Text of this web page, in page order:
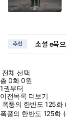
추천 소설 e북
전체 선택
총0화0원
1권부터
이전목록 더보기
폭풍의 한반도 125화
폭풍의 한반도 125화